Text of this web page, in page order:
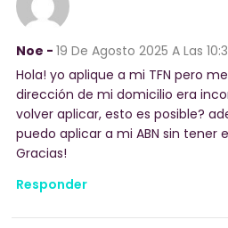
Noe - 19 De Agosto 2025 A Las
Hola! yo aplique a mi TFN pero
dirección de mi domicilio era
volver aplicar, esto es posible?
puedo aplicar a mi ABN sin tener
Gracias!
Responder